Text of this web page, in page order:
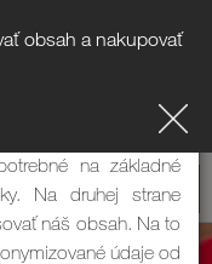
obsah a nakupovať
cookie. Tie majú
na základné
Na druhej strane
náš obsah. Na to
údaje od